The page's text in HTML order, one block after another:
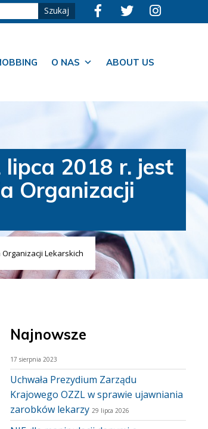
O NAS ABOUT US
2018 r. jest
Organizacji
Lekarskich
Najnowsze
17 sierpnia 2023
Uchwała Prezydium Zarządu
Krajowego OZZL w sprawie ujawniania
zarobków lekarzy 29 lipca 2026